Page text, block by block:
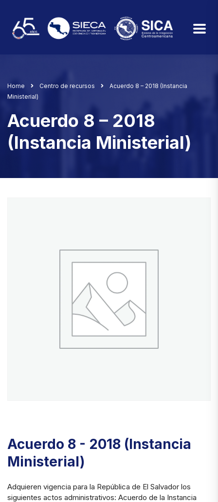
Home Centro de recursos
Acuerdo 8 – 2018 (Instancia
Ministerial)
Acuerdo 8 – 2018
(Instancia Ministerial)
Acuerdo 8 - 2018 (Instancia
Ministerial)
Adquieren vigencia para la República de El Salvador los
siguientes actos administrativos: Acuerdo de la Instancia